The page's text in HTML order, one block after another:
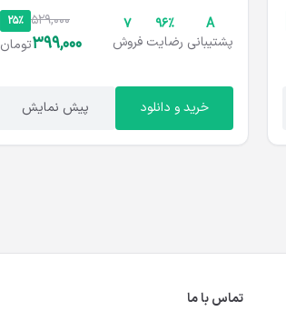
A
پشتیبانی
۹۶%
رضایت
۷
فروش
25% 529,000
399,000تومان
خرید و دانلود پیش نمایش
تماس با ما